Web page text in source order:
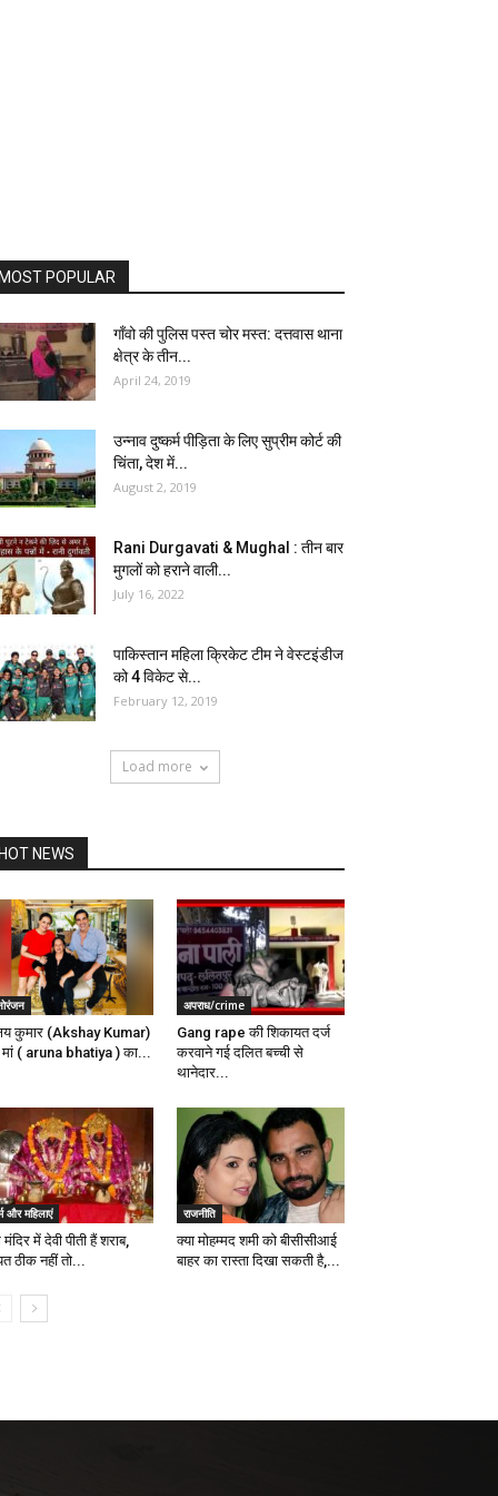
MOST POPULAR
गॉंवो की पुलिस पस्त चोर मस्त: दत्तवास थाना
क्षेत्र के तीन...
April 24, 2019
उन्नाव दुष्कर्म पीड़िता के लिए सुप्रीम कोर्ट की
चिंता, देश में...
August 2, 2019
Rani Durgavati & Mughal : तीन बार
मुगलों को हराने वाली...
July 16, 2022
पाकिस्तान महिला क्रिकेट टीम ने वेस्टइंडीज
को 4 विकेट से...
February 12, 2019
Load more
HOT NEWS
कुमार (Akshay Kumar)
मां ( aruna bhatiya ) का...
अपराध/crime
Gang rape की शिकायत दर्ज
करवाने गई दलित बच्ची से
थानेदार...
और महिलाएं
में देवी पीती हैं शराब,
ठीक नहीं तो...
राजनीति
क्या मोहम्मद शमी को बीसीसीआई
बाहर का रास्ता दिखा सकती है,...